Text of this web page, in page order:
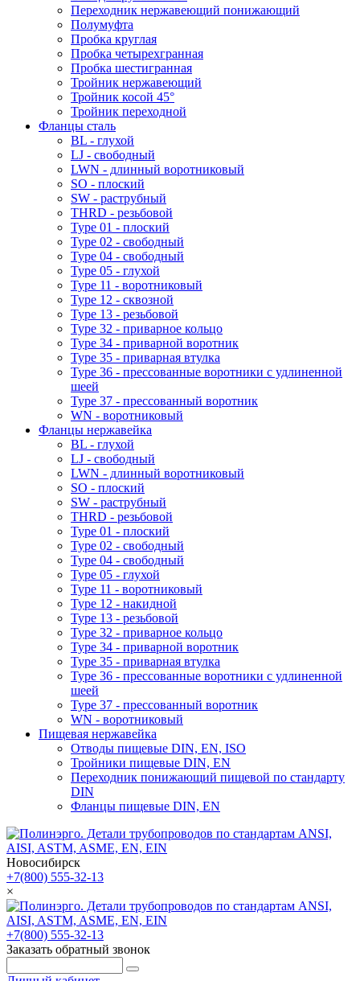
Переходник нержавеющий понижающий
Полумуфта
Пробка круглая
Пробка четырехгранная
Пробка шестигранная
Тройник нержавеющий
Тройник косой 45°
Тройник переходной
Фланцы сталь
BL - глухой
LJ - свободный
LWN - длинный воротниковый
SO - плоский
SW - раструбный
THRD - резьбовой
Type 01 - плоский
Type 02 - свободный
Type 04 - свободный
Type 05 - глухой
Type 11 - воротниковый
Type 12 - сквозной
Type 13 - резьбовой
Type 32 - приварное кольцо
Type 34 - приварной воротник
Type 35 - приварная втулка
Type 36 - прессованные воротники с удлиненной
шеей
Type 37 - прессованный воротник
WN - воротниковый
Фланцы нержавейка
BL - глухой
LJ - свободный
LWN - длинный воротниковый
SO - плоский
SW - раструбный
THRD - резьбовой
Type 01 - плоский
Type 02 - свободный
Type 04 - свободный
Type 05 - глухой
Type 11 - воротниковый
Type 12 - накидной
Type 13 - резьбовой
Type 32 - приварное кольцо
Type 34 - приварной воротник
Type 35 - приварная втулка
Type 36 - прессованные воротники с удлиненной
шеей
Type 37 - прессованный воротник
WN - воротниковый
Пищевая нержавейка
Отводы пищевые DIN, EN, ISO
Тройники пищевые DIN, EN
Переходник понижающий пищевой по стандарту
DIN
Фланцы пищевые DIN, EN
Новосибирск
+7(800) 555-32-13
×
+7(800) 555-32-13
Заказать обратный звонок